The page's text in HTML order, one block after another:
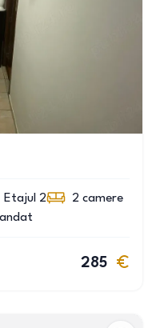
Etajul 2 2 camere
285